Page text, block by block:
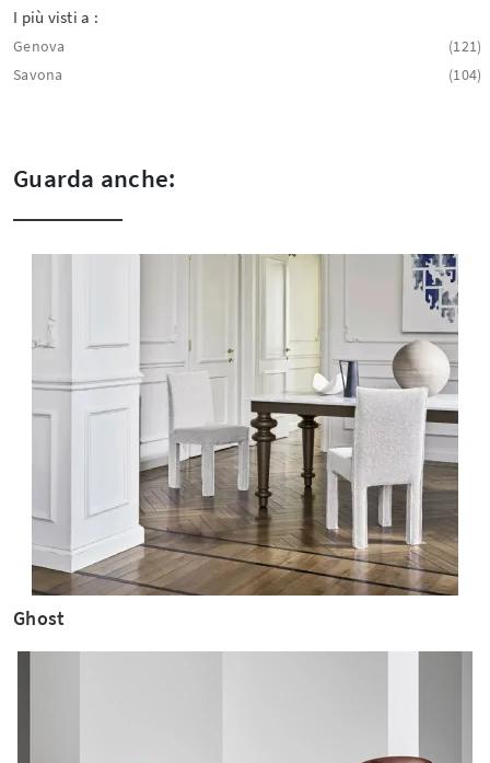
I più visti a :
Genova
121
Savona
104
Guarda anche:
Ghost